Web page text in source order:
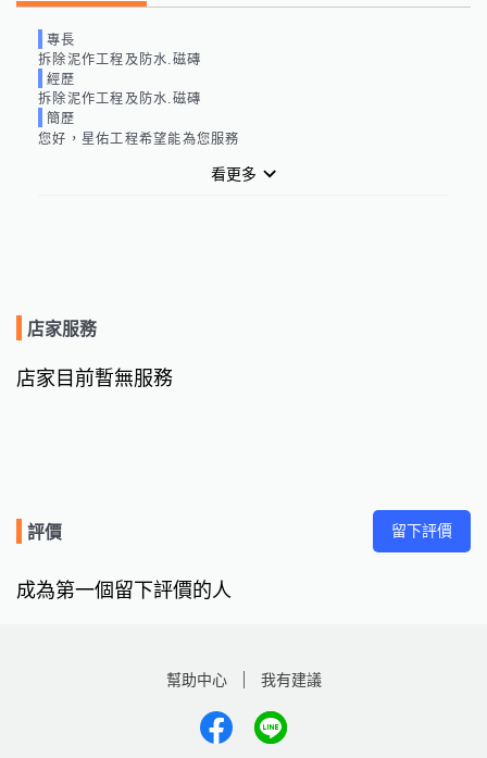
專長
拆除泥作工程及防水.磁磚
經歷
拆除泥作工程及防水.磁磚
簡歷
您好，星佑工程希望能為您服務
看更多
店家服務
店家目前暫無服務
評價 留下評價
成為第一個留下評價的人
幫助中心 我有建議